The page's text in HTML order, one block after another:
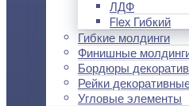
ЛДФ
Flex Гибкий
Гибкие молдинги
Финишные
Бордюры
Рейки
Угловые элементы